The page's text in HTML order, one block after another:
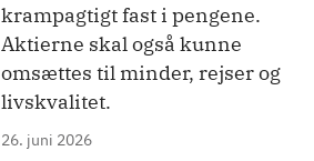
krampagtigt fast i pengene.
Aktierne skal også kunne
omsættes til minder, rejser og
livskvalitet.
26. juni 2026